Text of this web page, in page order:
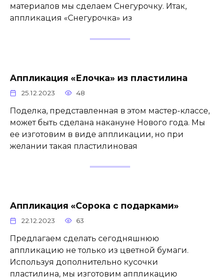
материалов мы сделаем Снегурочку. Итак,
аппликация «Снегурочка» из
Аппликация «Елочка» из пластилина
25.12.2023 48
Поделка, представленная в этом мастер-классе,
может быть сделана накануне Нового года. Мы
ее изготовим в виде аппликации, но при
желании такая пластилиновая
Аппликация «Сорока с подарками»
22.12.2023 63
Предлагаем сделать сегодняшнюю
аппликацию не только из цветной бумаги.
Используя дополнительно кусочки
пластилина, мы изготовим аппликацию